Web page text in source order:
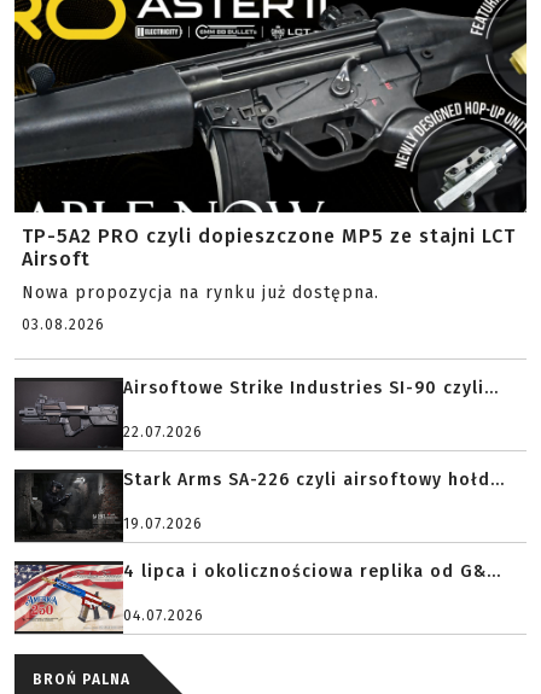
TP-5A2 PRO czyli dopieszczone MP5 ze stajni LCT
Airsoft
Nowa propozycja na rynku już dostępna.
03.08.2026
Airsoftowe Strike Industries SI-90 czyli...
22.07.2026
Stark Arms SA-226 czyli airsoftowy hołd...
19.07.2026
4 lipca i okolicznościowa replika od G&...
04.07.2026
BROŃ PALNA